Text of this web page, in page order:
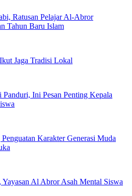
Ratusan Pelajar Al-Abror
Tahun Baru Islam
Jaga Tradisi Lokal
Panduri, Ini Pesan Penting Kepala
Karakter Generasi Muda
Al Abror Asah Mental Siswa